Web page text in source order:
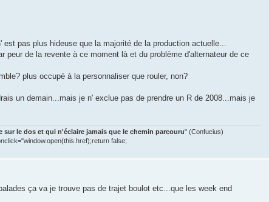
est pas plus hideuse que la majorité de la production actuelle...
peur de la revente à ce moment là et du problème d'alternateur de ce
plus occupé à la personnaliser que rouler, non?
un demain...mais je n' exclue pas de prendre un R de 2008...mais je
le dos et qui n'éclaire jamais que le chemin parcouru" (Confucius)
false;
ça va je trouve pas de trajet boulot etc...que les week end